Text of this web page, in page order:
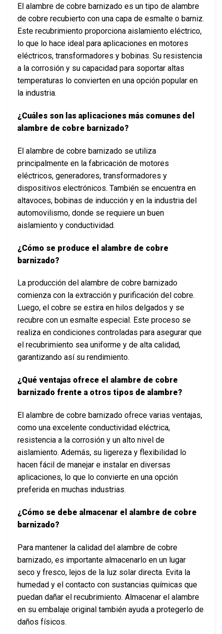
El alambre de cobre barnizado es un tipo de alambre
de cobre recubierto con una capa de esmalte o barniz.
Este recubrimiento proporciona aislamiento eléctrico,
lo que lo hace ideal para aplicaciones en motores
eléctricos, transformadores y bobinas. Su resistencia
a la corrosión y su capacidad para soportar altas
temperaturas lo convierten en una opción popular en
la industria.
¿Cuáles son las aplicaciones más comunes del
alambre de cobre barnizado?
El alambre de cobre barnizado se utiliza
principalmente en la fabricación de motores
eléctricos, generadores, transformadores y
dispositivos electrónicos. También se encuentra en
altavoces, bobinas de inducción y en la industria del
automovilismo, donde se requiere un buen
aislamiento y conductividad.
¿Cómo se produce el alambre de cobre
barnizado?
La producción del alambre de cobre barnizado
comienza con la extracción y purificación del cobre.
Luego, el cobre se estira en hilos delgados y se
recubre con un esmalte especial. Este proceso se
realiza en condiciones controladas para asegurar que
el recubrimiento sea uniforme y de alta calidad,
garantizando así su rendimiento.
¿Qué ventajas ofrece el alambre de cobre
barnizado frente a otros tipos de alambre?
El alambre de cobre barnizado ofrece varias ventajas,
como una excelente conductividad eléctrica,
resistencia a la corrosión y un alto nivel de
aislamiento. Además, su ligereza y flexibilidad lo
hacen fácil de manejar e instalar en diversas
aplicaciones, lo que lo convierte en una opción
preferida en muchas industrias.
¿Cómo se debe almacenar el alambre de cobre
barnizado?
Para mantener la calidad del alambre de cobre
barnizado, es importante almacenarlo en un lugar
seco y fresco, lejos de la luz solar directa. Evita la
humedad y el contacto con sustancias químicas que
puedan dañar el recubrimiento. Almacenar el alambre
en su embalaje original también ayuda a protegerlo de
daños físicos.